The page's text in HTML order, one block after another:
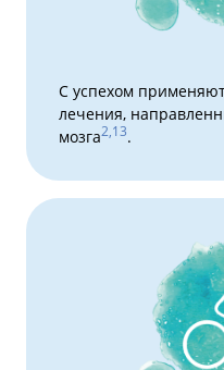
С успехом
лечения,
мозга2,13.